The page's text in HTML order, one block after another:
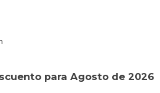
para Agosto de 2026